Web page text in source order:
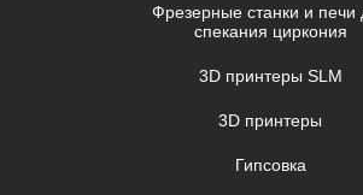
Фрезерные станки и печи
спекания циркония
3D принтеры SLM
3D принтеры
Гипсовка